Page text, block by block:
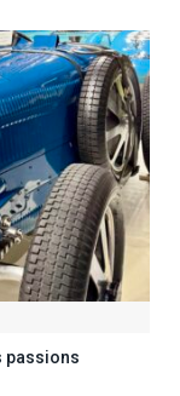
passions